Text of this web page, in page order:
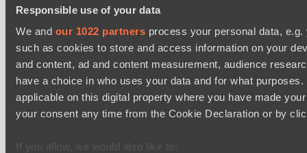
Responsible use of your data
We and our 1022 partners process your personal data,
such as cookies to store and access information on your
and content, ad and content measurement, audience
have a choice in who uses your data and for what
applicable on this digital property where you have made
your consent any time from the Cookie Declaration or by
If you allow, we would also like to:
Power Rangers
BO3
Team Jenz
Asgard Championship Season 1
15:00
FTS